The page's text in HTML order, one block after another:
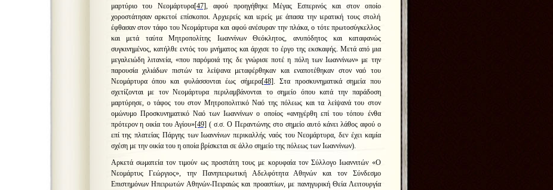
μαρτύριο του Νεομάρτυρα[47], αφού προηγήθηκε Μέγας Εσπερινός και στον οποίο
χοροστάτησαν αρκετοί επίσκοποι. Αρχιερείς και ιερείς με άπασα την ιερατική τους στολή
έφθασαν στον τάφο του Νεομάρτυρα και αφού ανέσυραν την πλάκα, ο τότε πρωτοσύγκελλος
και μετά ταύτα Μητροπολίτης Ιωαννίνων Θεόκλητος, ανυπόδητος και καταφανώς
συγκινημένος, κατήλθε εντός του μνήματος και άρχισε το έργο της εκσκαφής. Μετά από μια
μεγαλειώδη λιτανεία, «που παρόμοιά της δε γνώρισε ποτέ η πόλη των Ιωαννίνων» με την
παρουσία χιλιάδων πιστών τα λείψανα μεταφέρθηκαν και εναποτέθηκαν στον ναό του
Νεομάρτυρα όπου και φυλάσσονται έως σήμερα[48]. Στα προσκυνηματικά σημεία που
σχετίζονται με τον Νεομάρτυρα περιλαμβάνονται το σημείο όπου κατά την παράδοση
μαρτύρησε, ο τάφος του στον Μητροπολιτικό Ναό της πόλεως και τα λείψανά του στον
ομώνυμο Προσκυνηματικό Ναό των Ιωαννίνων ο οποίος «ανηγέρθη επί του τόπου ένθα
πρότερον η οικία του Αγίου»[49] ( σ.σ. Ο Περαντώνης στο σημείο αυτό κάνει λάθος αφού ο
επί της πλατείας Πάργης των Ιωαννίνων περικαλλής ναός του Νεομάρτυρα, δεν έχει καμία
σχέση με την οικία του η οποία βρίσκεται σε άλλο σημείο της πόλεως των Ιωαννίνων).
Αρκετά σωματεία τον τιμούν ως προστάτη τους με κορυφαία τον Σύλλογο Ιωαννιτών «Ο
Νεομάρτυς Γεώργιος», την Πανηπειρωτική Αδελφότητα Αθηνών και τον Σύνδεσμο
Επιστημόνων Ηπειρωτών Αθηνών-Πειραιώς και προαστίων, με πανηγυρική Θεία Λειτουργία